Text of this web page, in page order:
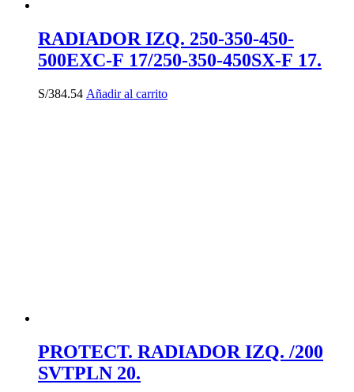
RADIADOR IZQ. 250-350-450-
500EXC-F 17/250-350-450SX-F 17.
S/384.54 Añadir al carrito
PROTECT. RADIADOR IZQ. /200
SVTPLN 20.